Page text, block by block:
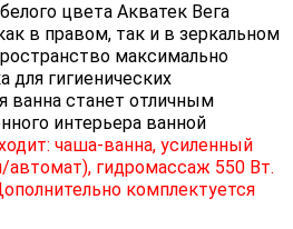
цвета Акватек Вега
в правом, так и в зеркальном
максимально
для гигиенических
ванна станет отличным
интерьера ванной
чаша-ванна, усиленный
автомат), гидромассаж 550 Вт.
комплектуется